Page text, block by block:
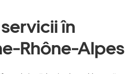
în
Rhône-Alpes